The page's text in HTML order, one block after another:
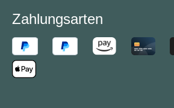
Zahlungsarten